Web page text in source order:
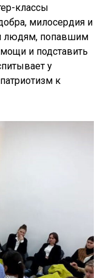
классы
милосердия и
людям, попавшим
и подставить
у
к